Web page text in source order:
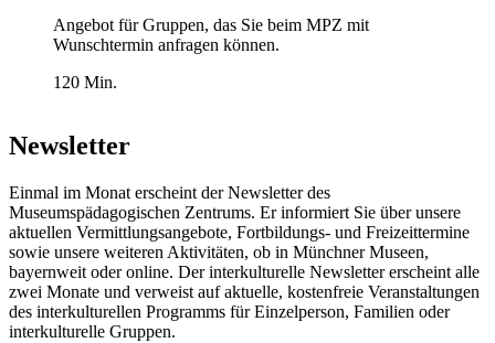
Angebot für Gruppen, das Sie beim MPZ mit
Wunschtermin anfragen können.
120 Min.
Newsletter
Einmal im Monat erscheint der Newsletter des
Museumspädagogischen Zentrums. Er informiert Sie über unsere
aktuellen Vermittlungsangebote, Fortbildungs- und Freizeittermine
sowie unsere weiteren Aktivitäten, ob in Münchner Museen,
bayernweit oder online. Der interkulturelle Newsletter erscheint alle
zwei Monate und verweist auf aktuelle, kostenfreie Veranstaltungen
des interkulturellen Programms für Einzelperson, Familien oder
interkulturelle Gruppen.